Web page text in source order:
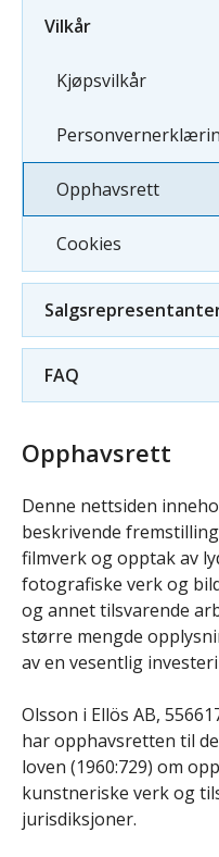
Vilkår
Kjøpsvilkår
Opphavsrett
Cookies
FAQ
Opphavsrett
Denne nettsiden
beskrivende
filmverk og opptak av
fotografiske verk og
og annet tilsvarende
større mengde
av en vesentlig
Olsson i Ellös AB,
har opphavsretten til
loven (1960:729) om
kunstneriske verk og
jurisdiksjoner.